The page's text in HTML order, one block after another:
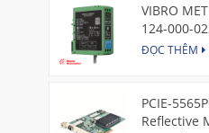
VIBRO
124-000-
Pressure
ĐỌC THÊM
PCIE-
Reflective